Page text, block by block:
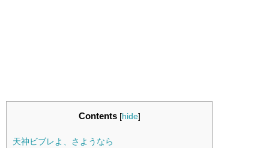
Contents [hide]
天神ビブレよ、さようなら